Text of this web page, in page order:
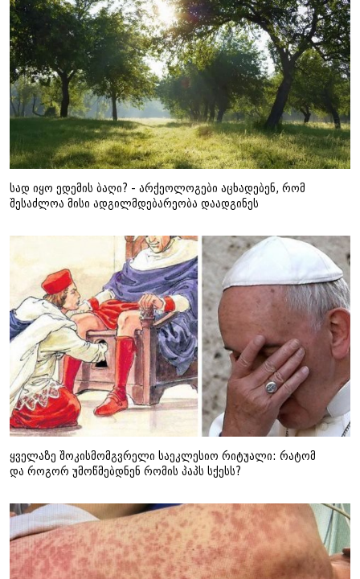
სად იყო ედემის ბაღი? - არქეოლოგები აცხადებენ, რომ
შესაძლოა მისი ადგილმდებარეობა დაადგინეს
ყველაზე შოკისმომგვრელი საეკლესიო რიტუალი: რატომ
და როგორ უმოწმებდნენ რომის პაპს სქესს?